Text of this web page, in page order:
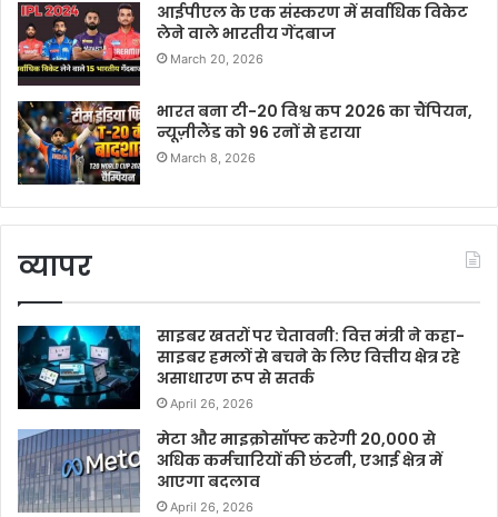
आईपीएल के एक संस्करण में सर्वाधिक विकेट
लेने वाले भारतीय गेंदबाज
March 20, 2026
भारत बना टी-20 विश्व कप 2026 का चैंपियन,
न्यूज़ीलैंड को 96 रनों से हराया
March 8, 2026
व्यापर
साइबर खतरों पर चेतावनी: वित्त मंत्री ने कहा-
साइबर हमलों से बचने के लिए वित्तीय क्षेत्र रहे
असाधारण रूप से सतर्क
April 26, 2026
मेटा और माइक्रोसॉफ्ट करेगी 20,000 से
अधिक कर्मचारियों की छंटनी, एआई क्षेत्र में
आएगा बदलाव
April 26, 2026